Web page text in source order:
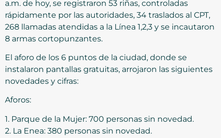
a.m. de hoy, se registraron 53 riñas, controladas
rápidamente por las autoridades, 34 traslados al CPT,
268 llamadas atendidas a la Línea 1,2,3 y se incautaron
8 armas cortopunzantes.
El aforo de los 6 puntos de la ciudad, donde se
instalaron pantallas gratuitas, arrojaron las siguientes
novedades y cifras:
Aforos:
1.⁠ ⁠Parque de la Mujer: 700 personas sin novedad.
2.⁠ ⁠La Enea: 380 personas sin novedad.